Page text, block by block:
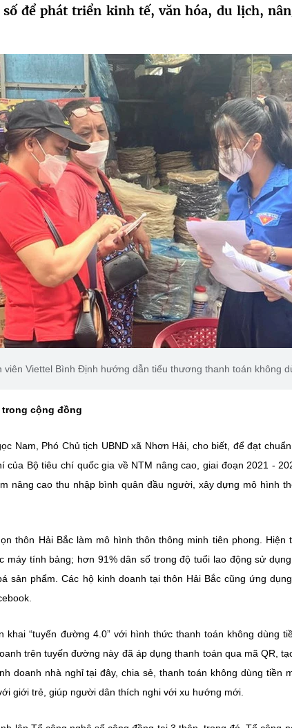
để phát triển kinh tế, văn hóa, du lịch,
viên Viettel Bình Định hướng dẫn tiểu thương thanh toán không
cộng đồng
Nam, Phó Chủ tịch UBND xã Nhơn Hải, cho biết, để đạt
của Bộ tiêu chí quốc gia về NTM nâng cao, giai đoạn 2021 -
nâng cao thu nhập bình quân đầu người, xây dựng mô hình
thôn Hải Bắc làm mô hình thôn thông minh tiên phong.
máy tính bảng; hơn 91% dân số trong độ tuổi lao động sử
sản phẩm. Các hộ kinh doanh tại thôn Hải Bắc cũng ứng
khai “tuyến đường 4.0” với hình thức thanh toán không dùng
trên tuyến đường này đã áp dụng thanh toán qua mã QR,
doanh nhà nghỉ tại đây, chia sẻ, thanh toán không dùng tiền
giới trẻ, giúp người dân thích nghi với xu hướng mới.